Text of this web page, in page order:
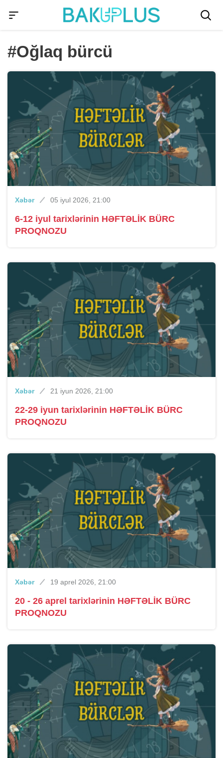
#Oğlaq bürcü
Xəbər 05 iyul 2026, 21:00
6-12 iyul tarixlərinin HƏFTƏLİK BÜRC
PROQNOZU
Xəbər 21 iyun 2026, 21:00
22-29 iyun tarixlərinin HƏFTƏLİK BÜRC
PROQNOZU
Xəbər 19 aprel 2026, 21:00
20 - 26 aprel tarixlərinin HƏFTƏLİK BÜRC
PROQNOZU